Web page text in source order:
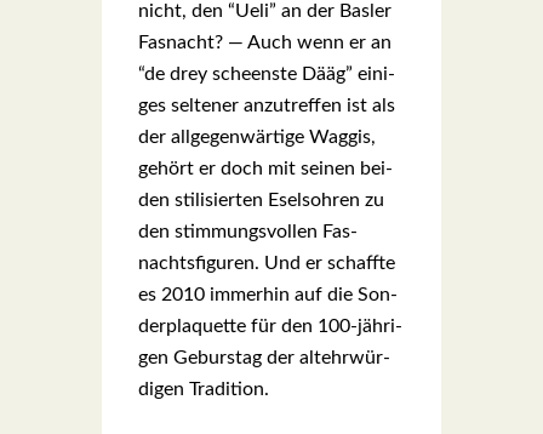
nicht, den “Ueli” an der Bas­ler
Fas­nacht? — Auch wenn er an
“de drey scheens­te Dääg” eini­
ges sel­te­ner anzu­tref­fen ist als
der all­ge­gen­wär­ti­ge Wag­gis,
gehört er doch mit sei­nen bei­
den sti­li­sier­ten Esels­oh­ren zu
den stim­mungs­vol­len Fas­
nachts­fi­gu­ren. Und er schaff­te
es 2010 immer­hin auf die Son­
der­plaquet­te für den 100-jäh­ri­
gen Geburs­tag der alt­ehr­wür­
di­gen Tra­di­ti­on.